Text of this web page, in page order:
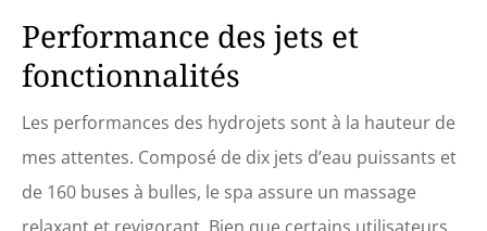
Performance des jets et
fonctionnalités
Les performances des hydrojets sont à la hauteur de
mes attentes. Composé de dix jets d’eau puissants et
de 160 buses à bulles, le spa assure un massage